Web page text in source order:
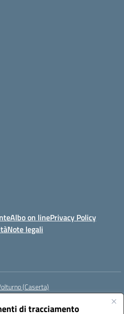
di tracciamento
Albo on linePrivacy Policy
Note legali
(Caserta)
ceis014005@pec.istruzione.it